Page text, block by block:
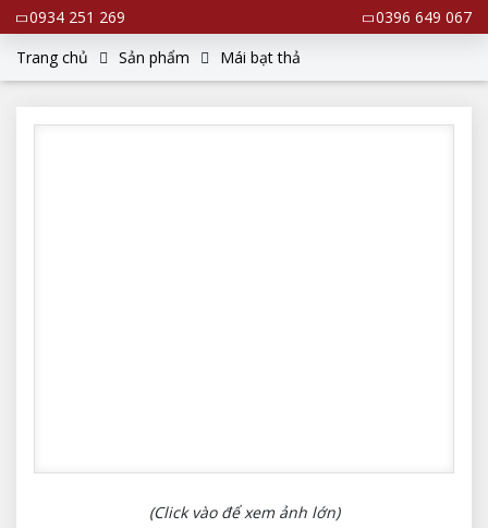
0934 251 269
0396 649 067
Trang chủ
Sản phẩm Mái bạt thả
(Click vào để xem ảnh lớn)